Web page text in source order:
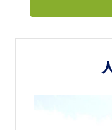
また、医師・看護・
なった多職種連携
は、専門職として
関わりながら、利